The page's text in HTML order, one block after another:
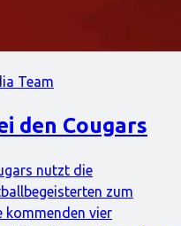
Team
den Cougars
nutzt die
zum
kommenden vier